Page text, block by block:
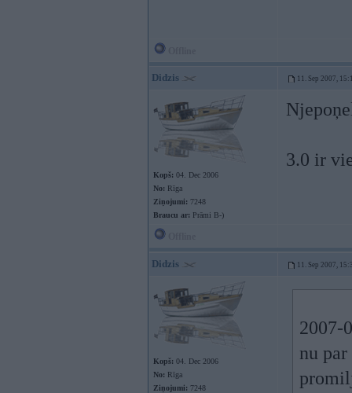
Didzis 11. Sep 2007,
Kopš: 04. Dec 2006
No: Rīga
Ziņojumi: 7248
Braucu ar: Prāmi B-)
3.0 ir
Didzis 11. Sep 2007,
Kopš: 04. Dec 2006
No: Rīga
Ziņojumi: 7248
2007-
nu